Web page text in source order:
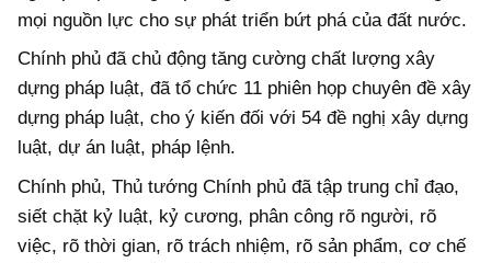
mọi nguồn lực cho sự phát triển bứt phá của đất nước.
Chính phủ đã chủ động tăng cường chất lượng xây
dựng pháp luật, đã tổ chức 11 phiên họp chuyên đề xây
dựng pháp luật, cho ý kiến đối với 54 đề nghị xây dựng
luật, dự án luật, pháp lệnh.
Chính phủ, Thủ tướng Chính phủ đã tập trung chỉ đạo,
siết chặt kỷ luật, kỷ cương, phân công rõ người, rõ
việc, rõ thời gian, rõ trách nhiệm, rõ sản phẩm, cơ chế